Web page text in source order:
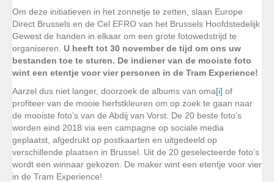
Om deze initiatieven in het zonnetje te zetten, slaan Europe
Direct Brussels en de Cel EFRO van het Brussels Hoofdstedelijk
Gewest de handen in elkaar om een grote fotowedstrijd te
organiseren. U heeft tot 30 november de tijd om ons uw
bestanden toe te sturen. De indiener van de mooiste foto
wint een etentje voor vier personen in de Tram Experience!
Aarzel dus niet langer, doorzoek de albums van oma[i] of
profiteer van de mooie herfstkleuren om op zoek te gaan naar
de mooiste foto’s van de Abdij van Vorst. De 20 beste foto’s
worden eind 2018 via een campagne op sociale media
geplaatst, afgedrukt op postkaarten en uitgedeeld op
verschillende plaatsen in Brussel. Uit de 20 geselecteerde foto’s
wordt een winnaar gekozen. De maker wint een etentje voor vier
in de Tram Experience!